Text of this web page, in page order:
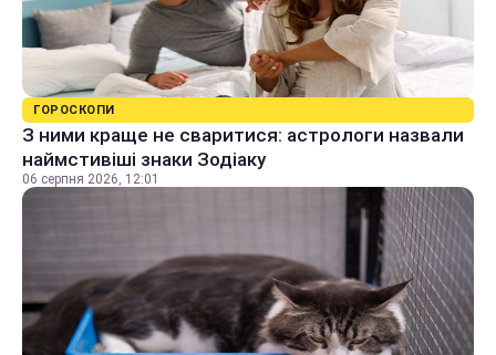
ГОРОСКОПИ
З ними краще не сваритися: астрологи назвали
наймстивіші знаки Зодіаку
06 серпня 2026, 12:01